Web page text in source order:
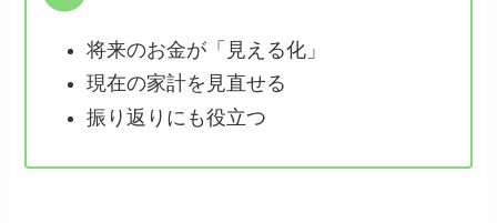
将来のお金が「見える化」
現在の家計を見直せる
振り返りにも役立つ